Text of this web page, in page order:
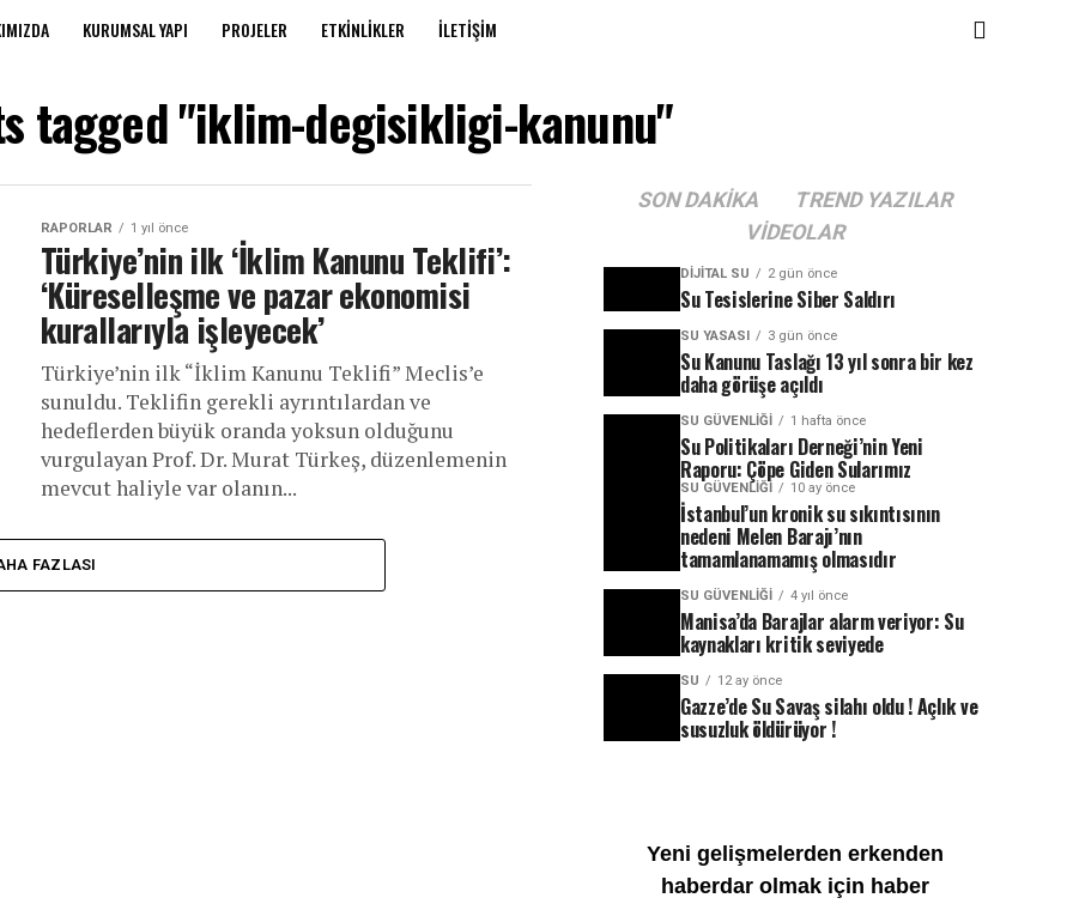
KURUMSAL YAPI PROJELER ETKINLIKLER İLETIŞIM
tagged "iklim-degisikligi-kanunu"
RAPORLAR 1 yıl önce
Türkiye’nin ilk ‘İklim Kanunu Teklifi’:
‘Küreselleşme ve pazar ekonomisi
kurallarıyla işleyecek’
Türkiye’nin ilk “İklim Kanunu Teklifi” Meclis’e
sunuldu. Teklifin gerekli ayrıntılardan ve
hedeflerden büyük oranda yoksun olduğunu
vurgulayan Prof. Dr. Murat Türkeş, düzenlemenin
mevcut haliyle var olanın...
FAZLASI
SON DAKIKA
TREND YAZILAR
VIDEOLAR
DIJITAL SU 2 gün önce
Su Tesislerine Siber Saldırı
SU YASASI 3 gün önce
Su Kanunu Taslağı 13 yıl sonra bir kez
daha görüşe açıldı
SU GÜVENLIĞI 1 hafta önce
Su Politikaları Derneği’nin Yeni
Raporu: Çöpe Giden Sularımız
SU GÜVENLIĞI 10 ay önce
İstanbul’un kronik su sıkıntısının
nedeni Melen Barajı’nın
tamamlanamamış olmasıdır
SU GÜVENLIĞI 4 yıl önce
Manisa’da Barajlar alarm veriyor: Su
kaynakları kritik seviyede
SU 12 ay önce
Gazze’de Su Savaş silahı oldu ! Açlık ve
susuzluk öldürüyor !
Yeni gelişmelerden erkenden
haberdar olmak için haber